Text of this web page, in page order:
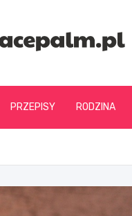
PRZEPISY RODZINA